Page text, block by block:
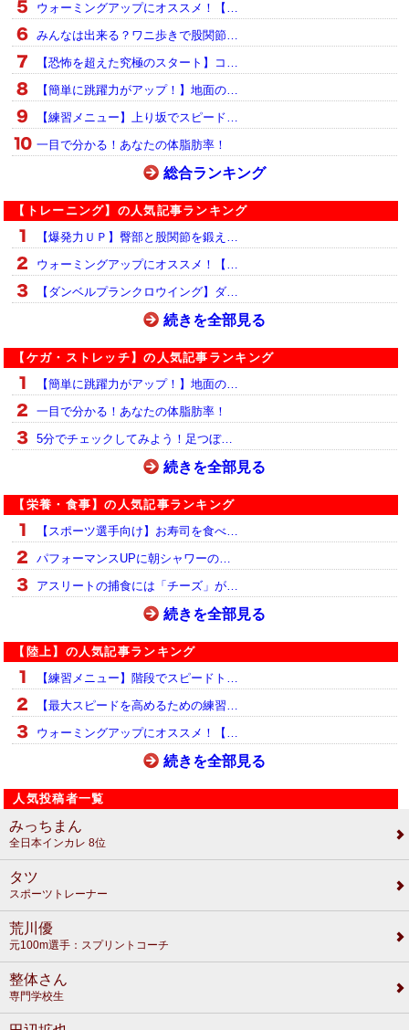
ウォーミングアップにオススメ！【…
みんなは出来る？ワニ歩きで股関節…
【恐怖を超えた究極のスタート】コ…
【簡単に跳躍力がアップ！】地面の…
【練習メニュー】上り坂でスピード…
一目で分かる！あなたの体脂肪率！
総合ランキング
【トレーニング】の人気記事ランキング
【爆発力ＵＰ】臀部と股関節を鍛え…
ウォーミングアップにオススメ！【…
【ダンベルプランクロウイング】ダ…
続きを全部見る
【ケガ・ストレッチ】の人気記事ランキング
【簡単に跳躍力がアップ！】地面の…
一目で分かる！あなたの体脂肪率！
5分でチェックしてみよう！足つぼ…
続きを全部見る
【栄養・食事】の人気記事ランキング
【スポーツ選手向け】お寿司を食べ…
パフォーマンスUPに朝シャワーの…
アスリートの捕食には「チーズ」が…
続きを全部見る
【陸上】の人気記事ランキング
【練習メニュー】階段でスピードト…
【最大スピードを高めるための練習…
ウォーミングアップにオススメ！【…
続きを全部見る
人気投稿者一覧
みっちまん
全日本インカレ 8位
タツ
スポーツトレーナー
荒川優
元100m選手：スプリントコーチ
整体さん
専門学校生